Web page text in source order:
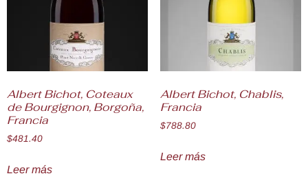
Albert Bichot, Coteaux
de Bourgignon, Borgoña,
Francia
$481.40
Leer más
Albert Bichot, Chablis,
Francia
$788.80
Leer más